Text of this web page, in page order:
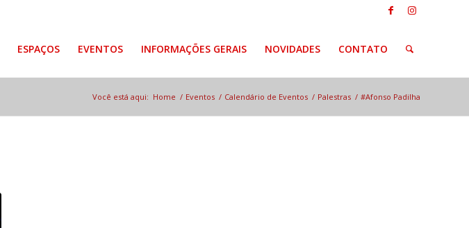
ESPAÇOS EVENTOS INFORMAÇÕES GERAIS NOVIDADES CONTATO
Você está aqui: Home / Eventos / Calendário de Eventos / Palestras / #Afonso Padilha